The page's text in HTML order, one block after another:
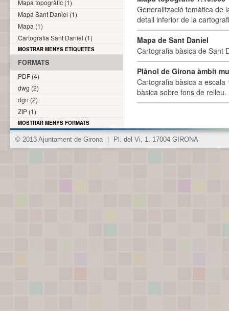
Generalització temàtica de
detall inferior de la
Mapa de Sant Daniel
Cartografia bàsica de Sant
Plànol de Girona àmbit
Cartografia bàsica a
bàsica sobre fons de
Mapa topogràfic (1)
Mapa Sant Daniel (1)
Mapa (1)
Cartografia Sant Daniel (1)
MOSTRAR MENYS ETIQUETES
FORMATS
PDF (4)
dwg (2)
dgn (2)
ZIP (1)
MOSTRAR MENYS FORMATS
© 2013 Ajuntament de Girona Pl. del Vi, 1. 17004 GIRONA